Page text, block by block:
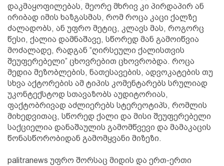
დაკმაყოფილებას, მეორე მხრივ კი პირდაპირ ან
ირიბად იმის ხაზგასმას, რომ როცა კაცი ქალზე
ძალადობს, ან უფრო მეტიც, კლავს მას, როგორც
წესი, ქალია დამნაშავე, სწორედ მან გამოიწვია
მოძალადე, რადგან “ღირსეული ქალისთვის
შეუფერებელი” ცხოვრებით ცხოვრობდა. როცა
მედია მეზობლების, ნათესავების, ადვოკატების თუ
სხვა აქტორების ამ ტიპის კომენტარებს სრულიად
უკონტექსტოდ სთავაზობს აუდიტორიას,
ფაქტობრივად აძლიერებს სტერეოტიპს, რომლის
მიხედვითაც, სწორედ ქალი და მისი შეუფერებელი
საქციელია დანაშაულის გამომწვევი და მამაკაცის
წონასწორობიდან გამომყვანი მიზეზი.
palitranews უფრო შორსაც მიდის და ერთ-ერთი